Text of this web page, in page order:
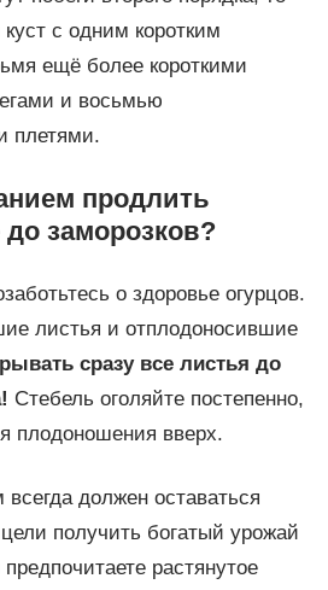
с одним коротким
ещё более короткими
и восьмью
плетями.
продлить
заморозков?
о здоровье огурцов.
листья и отплодоносившие
сразу все листья до
Стебель оголяйте постепенно,
плодоношения вверх.
должен оставаться
получить богатый урожай
растянутое